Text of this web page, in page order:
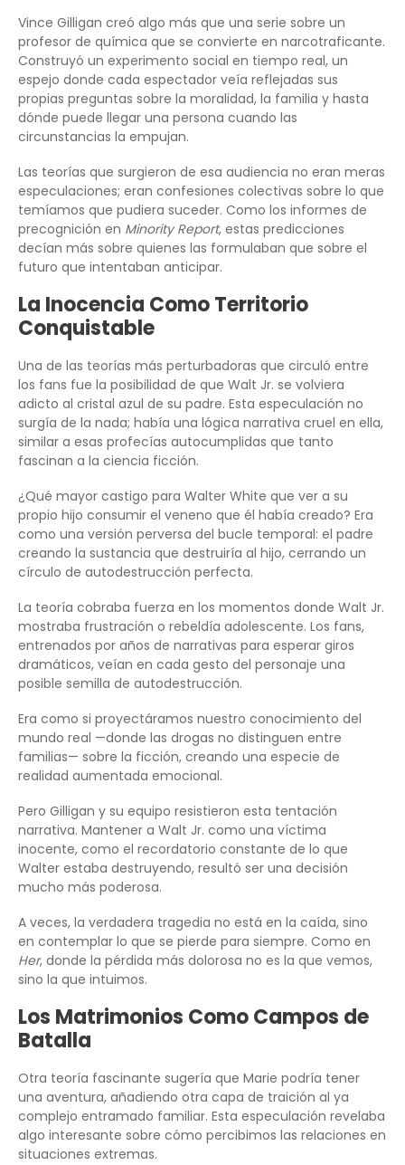
Vince Gilligan creó algo más que una serie sobre un
profesor de química que se convierte en narcotraficante.
Construyó un experimento social en tiempo real, un
espejo donde cada espectador veía reflejadas sus
propias preguntas sobre la moralidad, la familia y hasta
dónde puede llegar una persona cuando las
circunstancias la empujan.
Las teorías que surgieron de esa audiencia no eran meras
especulaciones; eran confesiones colectivas sobre lo que
temíamos que pudiera suceder. Como los informes de
precognición en Minority Report, estas predicciones
decían más sobre quienes las formulaban que sobre el
futuro que intentaban anticipar.
La Inocencia Como Territorio
Conquistable
Una de las teorías más perturbadoras que circuló entre
los fans fue la posibilidad de que Walt Jr. se volviera
adicto al cristal azul de su padre. Esta especulación no
surgía de la nada; había una lógica narrativa cruel en ella,
similar a esas profecías autocumplidas que tanto
fascinan a la ciencia ficción.
¿Qué mayor castigo para Walter White que ver a su
propio hijo consumir el veneno que él había creado? Era
como una versión perversa del bucle temporal: el padre
creando la sustancia que destruiría al hijo, cerrando un
círculo de autodestrucción perfecta.
La teoría cobraba fuerza en los momentos donde Walt Jr.
mostraba frustración o rebeldía adolescente. Los fans,
entrenados por años de narrativas para esperar giros
dramáticos, veían en cada gesto del personaje una
posible semilla de autodestrucción.
Era como si proyectáramos nuestro conocimiento del
mundo real —donde las drogas no distinguen entre
familias— sobre la ficción, creando una especie de
realidad aumentada emocional.
Pero Gilligan y su equipo resistieron esta tentación
narrativa. Mantener a Walt Jr. como una víctima
inocente, como el recordatorio constante de lo que
Walter estaba destruyendo, resultó ser una decisión
mucho más poderosa.
A veces, la verdadera tragedia no está en la caída, sino
en contemplar lo que se pierde para siempre. Como en
Her, donde la pérdida más dolorosa no es la que vemos,
sino la que intuimos.
Los Matrimonios Como Campos de
Batalla
Otra teoría fascinante sugería que Marie podría tener
una aventura, añadiendo otra capa de traición al ya
complejo entramado familiar. Esta especulación revelaba
algo interesante sobre cómo percibimos las relaciones en
situaciones extremas.